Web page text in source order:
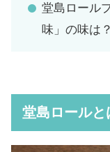
堂島ロール
味」の味は？
堂島ロールと